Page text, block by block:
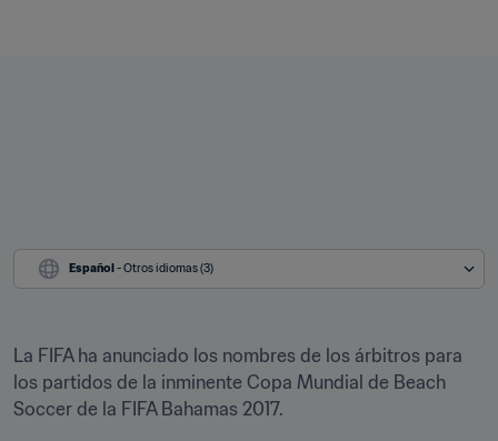
Español - Otros idiomas (3)
La FIFA ha anunciado los nombres de los árbitros para
los partidos de la inminente Copa Mundial de Beach
Soccer de la FIFA Bahamas 2017.